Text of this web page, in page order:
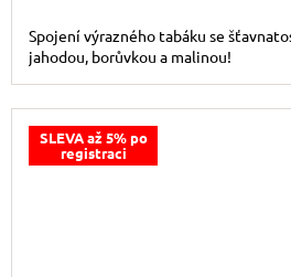
Spojení výrazného tabáku se
jahodou, borůvkou a malinou!
SLEVA až 5% po
registraci